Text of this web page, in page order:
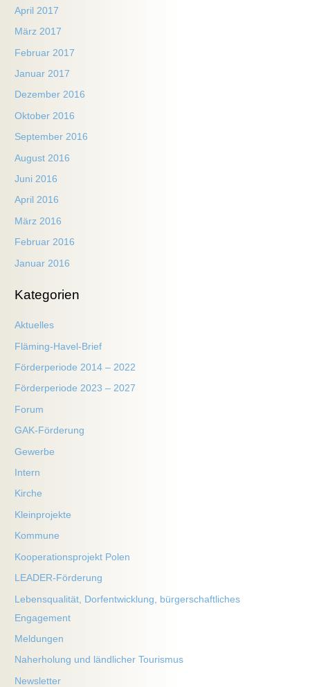
April 2017
März 2017
Februar 2017
Januar 2017
Dezember 2016
Oktober 2016
September 2016
August 2016
Juni 2016
April 2016
März 2016
Februar 2016
Januar 2016
Kategorien
Aktuelles
Fläming-Havel-Brief
Förderperiode 2014 – 2022
Förderperiode 2023 – 2027
Forum
GAK-Förderung
Gewerbe
Intern
Kirche
Kleinprojekte
Kommune
Kooperationsprojekt Polen
LEADER-Förderung
Lebensqualität, Dorfentwicklung, bürgerschaftliches
Engagement
Meldungen
Naherholung und ländlicher Tourismus
Newsletter